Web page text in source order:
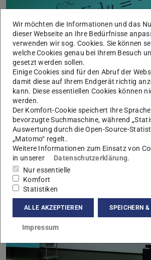
Mathematische
Unsere Forschung in acht
Bereiche der Mathematik ab. Eine
der Mathematik in Darmstadt ist der
wissenschaftliche Austausch mit den
Natur- und den Geisteswissenschaften
Wir möchten die Informationen und das
dieser Webseite an Ihre Bedürfnisse
verwenden wir sog. Cookies. Sie können
welche Cookies genau bei Ihrem Besuch
gesetzt werden sollen.
Einige Cookies sind für den Abruf der
damit diese auf Ihrem Endgerät richtig
kann. Diese essentiellen Cookies können
werden.
Der Komfort-Cookie speichert Ihre
bevorzugte Suchmaschine, während
Auswertung durch die Open-Source-
„Matomo“ regelt.
Weitere Informationen zum Einsatz von
in unserer
Datenschutzerklärung.
Nur essentielle
Komfort
Statistiken
ALLE AKZEPTIEREN SPEICHERN &
Impressum